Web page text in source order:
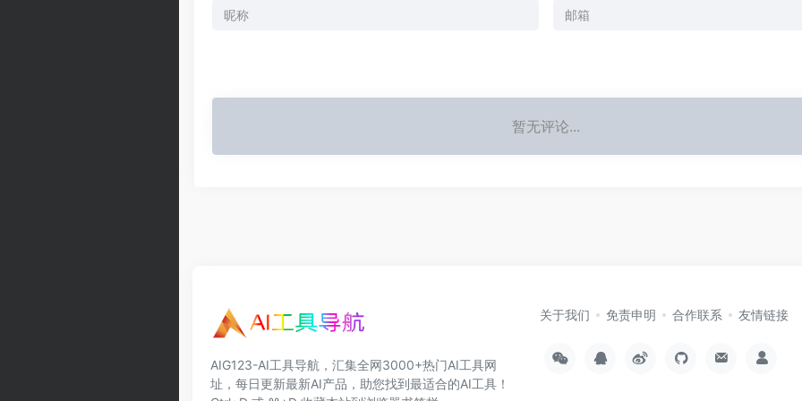
暂无评论...
AIG123-AI工具导航，汇集全网3000+热门AI工具网
址，每日更新最新AI产品，助您找到最适合的AI工具！
关于我们 免责申明 合作联系 友情链接